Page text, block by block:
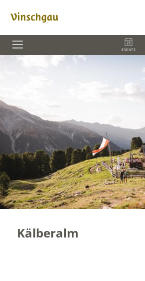
EVENTS
Kälberalm